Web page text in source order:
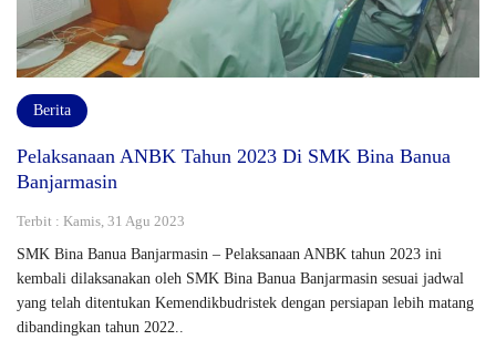
Berita
Pelaksanaan ANBK Tahun 2023 Di SMK Bina Banua
Banjarmasin
Terbit : Kamis, 31 Agu 2023
SMK Bina Banua Banjarmasin – Pelaksanaan ANBK tahun 2023 ini
kembali dilaksanakan oleh SMK Bina Banua Banjarmasin sesuai jadwal
yang telah ditentukan Kemendikbudristek dengan persiapan lebih matang
dibandingkan tahun 2022..